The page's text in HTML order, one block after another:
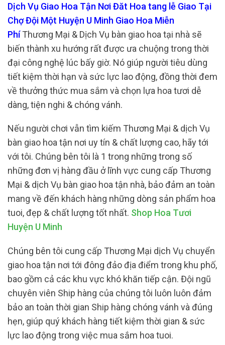
Dịch Vụ Giao Hoa Tận Nơi Đăt Hoa tang lễ Giao Tại
Chợ Đội Một Huyện U Minh Giao Hoa Miễn
PhíThương Mại & Dịch Vụ bàn giao hoa tại nhà sẽ
biến thành xu hướng rất được ưa chuộng trong thời
đại công nghệ lúc bấy giờ. Nó giúp người tiêu dùng
tiết kiệm thời hạn và sức lực lao động, đồng thời đem
về thưởng thức mua sắm và chọn lựa hoa tươi dễ
dàng, tiện nghi & chóng vánh.
Nếu người chơi vẫn tìm kiếm Thương Mại & dịch Vụ
bàn giao hoa tận nơi uy tín & chất lượng cao, hãy tới
với tôi. Chúng bên tôi là 1 trong những trong số
những đơn vị hàng đầu ở lĩnh vực cung cấp Thương
Mại & dịch Vụ bàn giao hoa tận nhà, bảo đảm an toàn
mang về đến khách hàng những dòng sản phẩm hoa
tuoi, đẹp & chất lượng tốt nhất. Shop Hoa Tươi
Huyện U Minh
Chúng bên tôi cung cấp Thương Mại dịch Vụ chuyển
giao hoa tận nơi tới đông đảo địa điểm trong khu phố,
bao gồm cả các khu vực khó khăn tiếp cận. Đội ngũ
chuyên viên Ship hàng của chúng tôi luôn luôn đảm
bảo an toàn thời gian Ship hàng chóng vánh và đúng
hẹn, giúp quý khách hàng tiết kiệm thời gian & sức
lực lao động trong việc mua sắm hoa tuoi.